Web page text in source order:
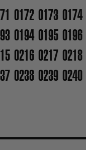
0172 0173 0174
0194 0195 0196
0216 0217 0218
0238 0239 0240